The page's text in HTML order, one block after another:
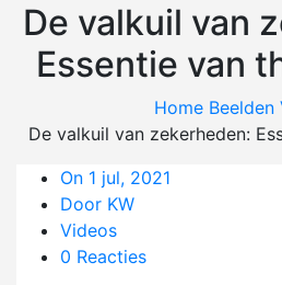
De valkuil van
Essentie van
Home Beelden
De valkuil van zekerheden:
On 1 jul, 2021
Door KW
Videos
0 Reacties